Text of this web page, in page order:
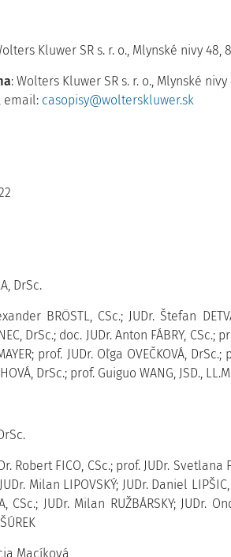
Kluwer SR s. r. o., Mlynské nivy 48,
: Wolters Kluwer SR s. r. o., Mlynské nivy
email: casopisy@wolterskluwer.sk
DrSc.
BRÖSTL, CSc.; JUDr. Štefan
DrSc.; doc. JUDr. Anton FÁBRY, CSc.;
prof. JUDr. Oľga OVEČKOVÁ, DrSc.;
DrSc.; prof. Guiguo WANG, JSD.,
Robert FICO, CSc.; prof. JUDr. Svetlana
Milan LIPOVSKÝ; JUDr. Daniel
CSc.; JUDr. Milan RUŽBÁRSKY; JUDr.
Macíková